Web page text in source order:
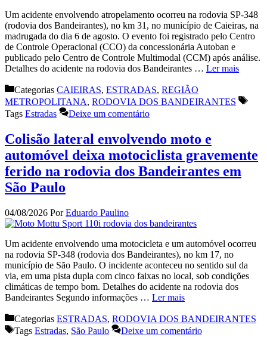
Um acidente envolvendo atropelamento ocorreu na rodovia SP-348
(rodovia dos Bandeirantes), no km 31, no município de Caieiras, na
madrugada do dia 6 de agosto. O evento foi registrado pelo Centro
de Controle Operacional (CCO) da concessionária Autoban e
publicado pelo Centro de Controle Multimodal (CCM) após análise.
Detalhes do acidente na rodovia dos Bandeirantes … Ler mais
Categorias CAIEIRAS, ESTRADAS, REGIÃO
METROPOLITANA, RODOVIA DOS BANDEIRANTES
Tags Estradas Deixe um comentário
Colisão lateral envolvendo moto e
automóvel deixa motociclista gravemente
ferido na rodovia dos Bandeirantes em
São Paulo
04/08/2026 PorEduardo Paulino
Um acidente envolvendo uma motocicleta e um automóvel ocorreu
na rodovia SP-348 (rodovia dos Bandeirantes), no km 17, no
município de São Paulo. O incidente aconteceu no sentido sul da
via, em uma pista dupla com cinco faixas no local, sob condições
climáticas de tempo bom. Detalhes do acidente na rodovia dos
Bandeirantes Segundo informações … Ler mais
Categorias ESTRADAS, RODOVIA DOS BANDEIRANTES
Tags Estradas, São Paulo Deixe um comentário